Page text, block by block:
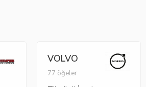
VOLVO
77 öğeler